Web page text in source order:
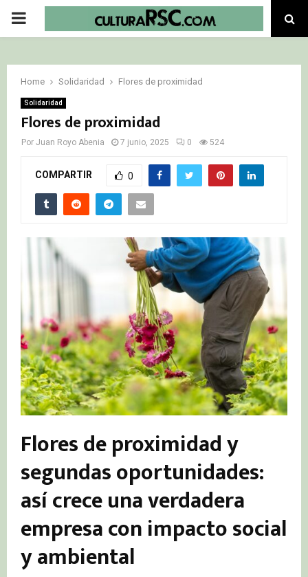
PRIMARY
Home Solidaridad Flores de proximidad
Solidaridad
Flores de proximidad
Por Juan Royo Abenia 7 junio, 2025 0 524
COMPARTIR 0
Flores de proximidad y
segundas oportunidades:
así crece una verdadera
empresa con impacto social
y ambiental